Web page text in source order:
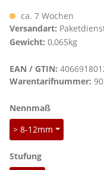
ca. 7 Wochen
Versandart:
Gewicht: 0,065kg
EAN / GTIN:
Warentarifnummer:
Nennmaßauswählen
> 8-12mm
Stufungauswählen